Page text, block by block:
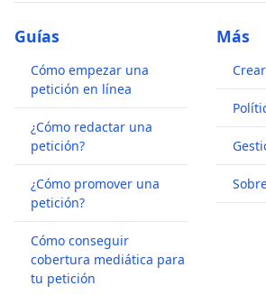
Guías
Cómo empezar una
petición en línea
¿Cómo redactar una
petición?
¿Cómo promover una
petición?
Cómo conseguir
cobertura mediática para
tu petición
Más